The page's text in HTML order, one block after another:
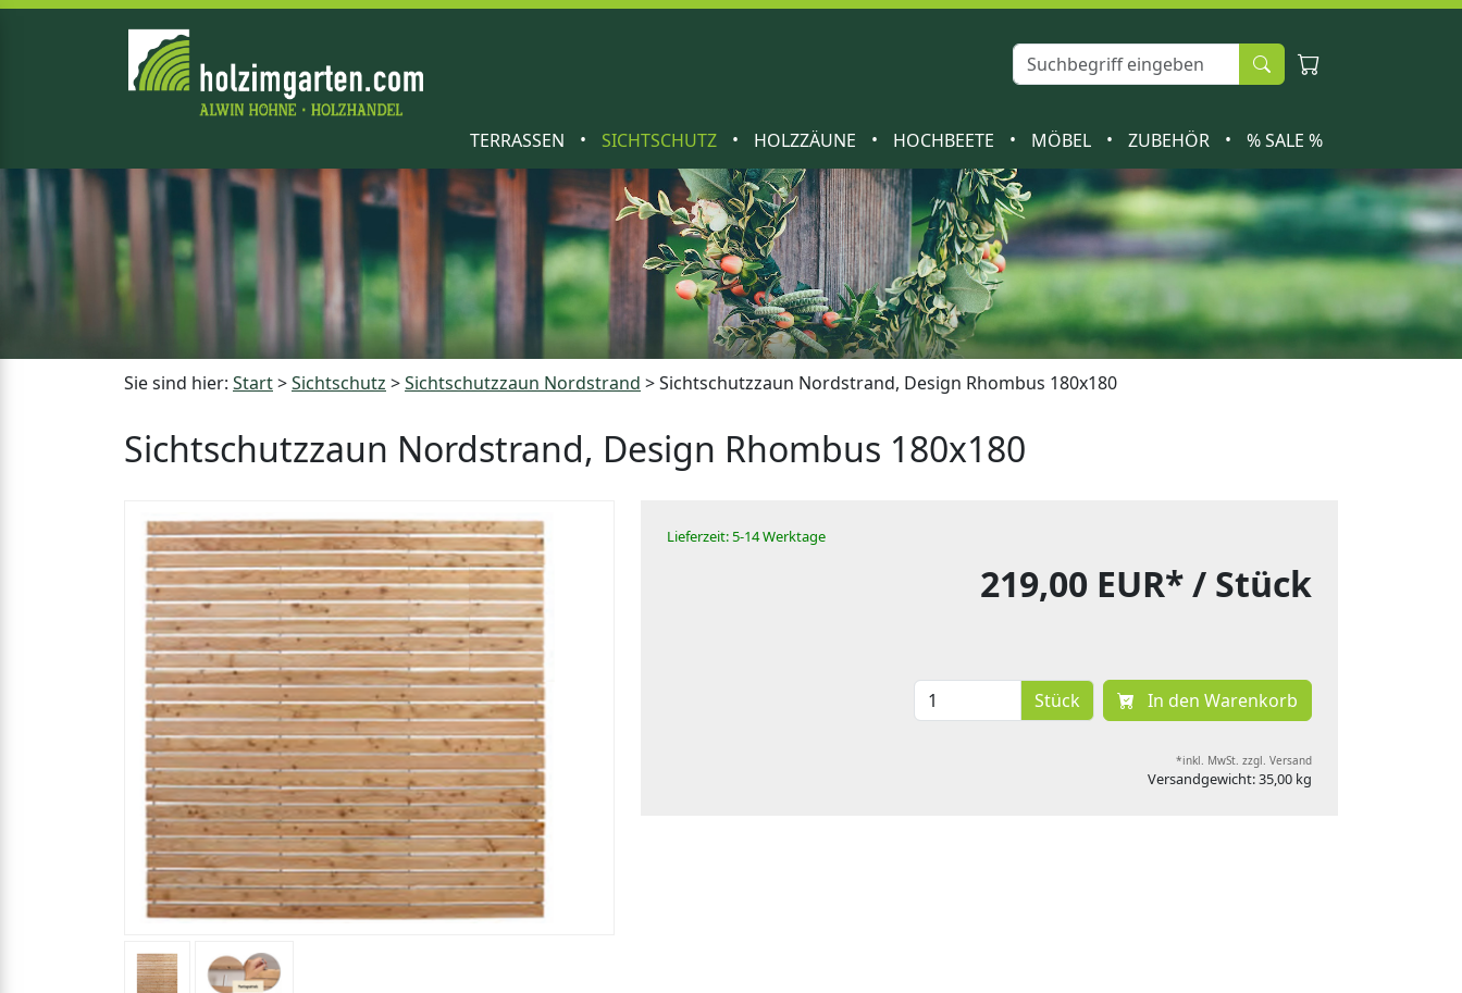
TERRASSEN • SICHTSCHUTZ • HOLZZÄUNE • HOCHBEETE • MÖBEL • ZUBEHÖR • % SALE %
Sie sind hier: Start>Sichtschutz >Sichtschutzzaun Nordstrand >Sichtschutzzaun Nordstrand, Design Rhombus 180x180
Sichtschutzzaun Nordstrand, Design Rhombus 180x180
Lieferzeit: 5-14 Werktage
219,00 EUR*/ Stück
Stück In den Warenkorb
*inkl. MwSt. zzgl. Versand
Versandgewicht: 35,00 kg